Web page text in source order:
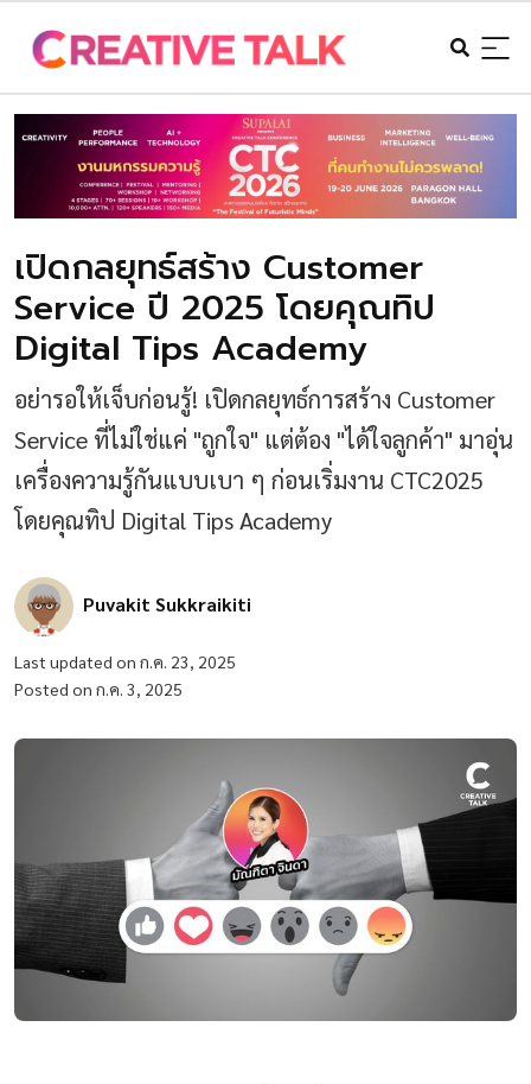
เปิดกลยุทธ์สร้าง Customer
Service ปี 2025 โดยคุณทิป
Digital Tips Academy
อย่ารอให้เจ็บก่อนรู้! เปิดกลยุทธ์การสร้าง Customer
Service ที่ไม่ใช่แค่ "ถูกใจ" แต่ต้อง "ได้ใจลูกค้า" มาอุ่น
เครื่องความรู้กันแบบเบา ๆ ก่อนเริ่มงาน CTC2025
โดยคุณทิป Digital Tips Academy
Puvakit Sukkraikiti
Last updated on ก.ค. 23, 2025
Posted on ก.ค. 3, 2025